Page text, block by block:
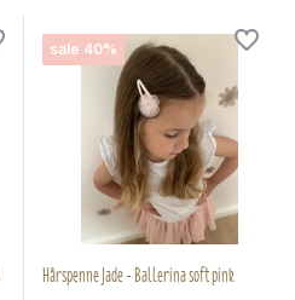
sale 40%
Hårspenne Jade - Ballerina soft pink